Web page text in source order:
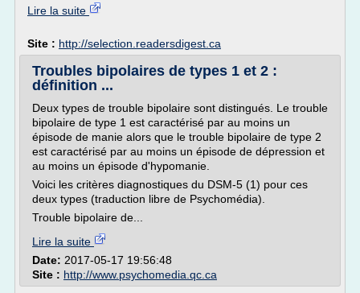
Lire la suite
Site : http://selection.readersdigest.ca
Troubles bipolaires de types 1 et 2 :
définition ...
Deux types de trouble bipolaire sont distingués. Le trouble
bipolaire de type 1 est caractérisé par au moins un
épisode de manie alors que le trouble bipolaire de type 2
est caractérisé par au moins un épisode de dépression et
au moins un épisode d'hypomanie.
Voici les critères diagnostiques du DSM-5 (1) pour ces
deux types (traduction libre de Psychomédia).
Trouble bipolaire de...
Lire la suite
Date: 2017-05-17 19:56:48
Site : http://www.psychomedia.qc.ca